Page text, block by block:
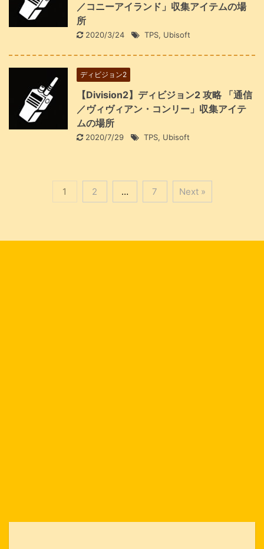
／コニーアイランド」収集アイテムの場
所
2020/3/24 TPS, Ubisoft
ディビジョン2
【Division2】ディビジョン2 攻略 「通信
／ヴィヴィアン・コンリー」収集アイテ
ムの場所
2020/7/29 TPS, Ubisoft
1 2 … 7 Next »